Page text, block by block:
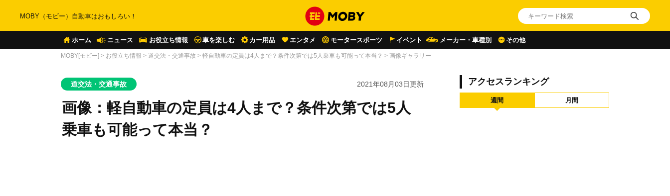
MOBY（モビー）自動車はおもしろい！
ホーム ニュース お役立ち情報 車を楽しむ カー用品 エンタメ モータースポーツ イベント メーカー・車種別 その他
MOBY[モビー] > お役立ち情報 > 道交法・交通事故 > 軽自動車の定員は4人まで？条件次第では5人乗車も可能って本当？ > 画像ギャラリー
道交法・交通事故 2021年08月03日更新
画像：軽自動車の定員は4人まで？条件次第では5人
乗車も可能って本当？
アクセスランキング
週間 月間